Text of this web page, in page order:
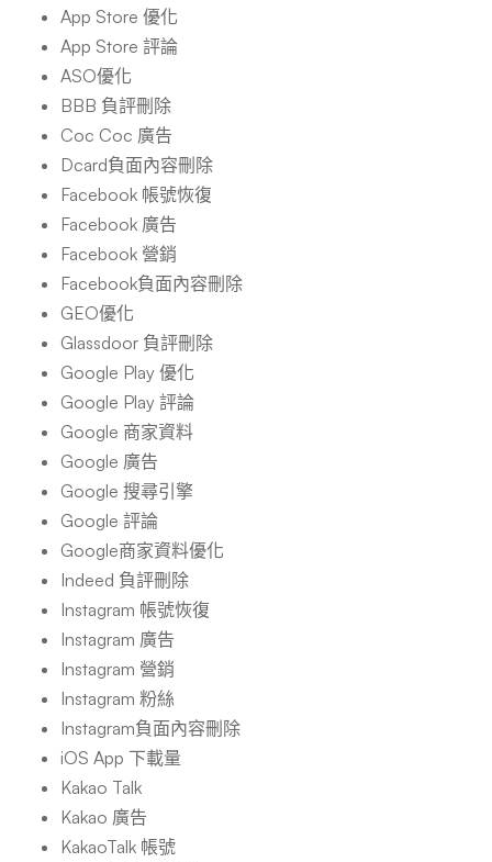
App Store 優化
App Store 評論
ASO優化
BBB 負評刪除
Coc Coc 廣告
Dcard負面內容刪除
Facebook 帳號恢復
Facebook 廣告
Facebook 營銷
Facebook負面內容刪除
GEO優化
Glassdoor 負評刪除
Google Play 優化
Google Play 評論
Google 商家資料
Google 廣告
Google 搜尋引擎
Google 評論
Google商家資料優化
Indeed 負評刪除
Instagram 帳號恢復
Instagram 廣告
Instagram 營銷
Instagram 粉絲
Instagram負面內容刪除
iOS App 下載量
Kakao Talk
Kakao 廣告
KakaoTalk 帳號